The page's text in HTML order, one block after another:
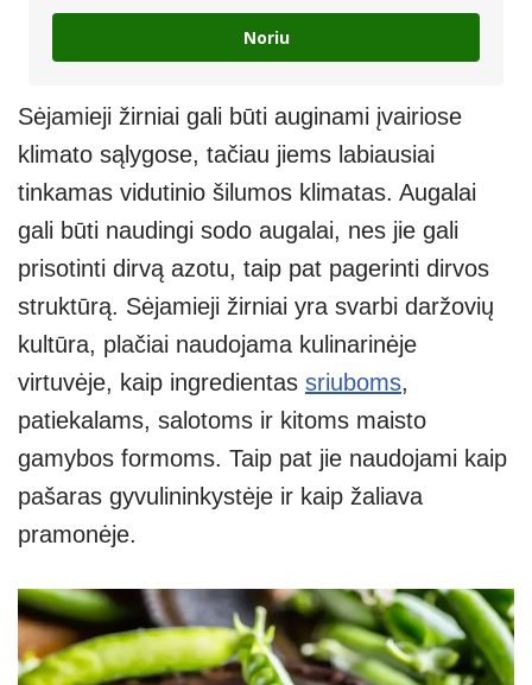
Noriu
Sėjamieji žirniai gali būti auginami įvairiose
klimato sąlygose, tačiau jiems labiausiai
tinkamas vidutinio šilumos klimatas. Augalai
gali būti naudingi sodo augalai, nes jie gali
prisotinti dirvą azotu, taip pat pagerinti dirvos
struktūrą. Sėjamieji žirniai yra svarbi daržovių
kultūra, plačiai naudojama kulinarinėje
virtuvėje, kaip ingredientas sriuboms,
patiekalams, salotoms ir kitoms maisto
gamybos formoms. Taip pat jie naudojami kaip
pašaras gyvulininkystėje ir kaip žaliava
pramonėje.